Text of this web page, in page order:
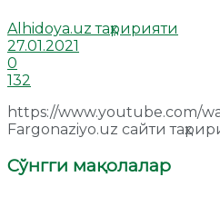
Alhidoya.uz таҳририяти
27.01.2021
0
132
https://www.youtube.com/
Fargonaziyo.uz сайти
Сўнгги мақолалар